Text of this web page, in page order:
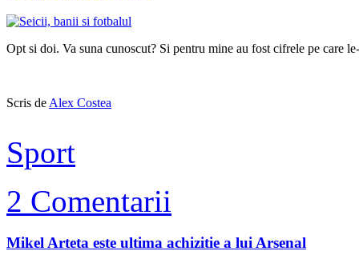
Opt si doi. Va suna cunoscut? Si pentru mine au fost cifrele pe care
Scris de Alex Costea
Sport
2 Comentarii
Mikel Arteta este ultima achizitie a lui Arsenal